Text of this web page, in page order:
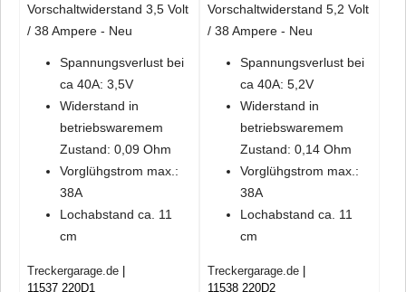
Vorschaltwiderstand 3,5 Volt
/ 38 Ampere - Neu
Spannungsverlust bei
ca 40A: 3,5V
Widerstand in
betriebswaremem
Zustand: 0,09 Ohm
Vorglühgstrom max.:
38A
Lochabstand ca. 11
cm
Treckergarage.de
11537 220D1
Vorschaltwiderstand 5,2 Volt
/ 38 Ampere - Neu
Spannungsverlust bei
ca 40A: 5,2V
Widerstand in
betriebswaremem
Zustand: 0,14 Ohm
Vorglühgstrom max.:
38A
Lochabstand ca. 11
cm
Treckergarage.de
11538 220D2